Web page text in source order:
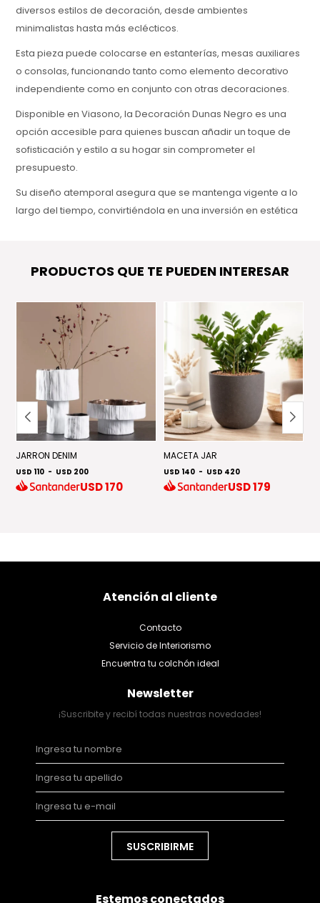
diversos estilos de decoración, desde ambientes
minimalistas hasta más eclécticos.
Esta pieza puede colocarse en estanterías, mesas auxiliares
o consolas, funcionando tanto como elemento decorativo
independiente como en conjunto con otras decoraciones.
Disponible en Viasono, la Decoración Dunas Negro es una
opción accesible para quienes buscan añadir un toque de
sofisticación y estilo a su hogar sin comprometer el
presupuesto.
Su diseño atemporal asegura que se mantenga vigente a lo
largo del tiempo, convirtiéndola en una inversión en estética
PRODUCTOS QUE TE PUEDEN INTERESAR
JARRON DENIM
USD 110 - USD 200
USD170
MACETA JAR
USD 140 - USD 420
USD179
Atención al cliente
Contacto
Servicio de Interiorismo
Encuentra tu colchón ideal
Newsletter
¡Suscribite y recibí todas nuestras novedades!
SUSCRIBIRME
Estemos conectados